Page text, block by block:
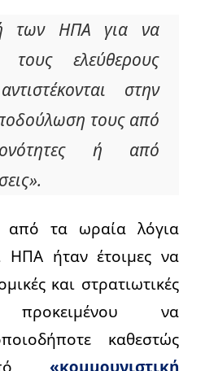
των ΗΠΑ για να
τους ελεύθερους
στην
τους από
ή από
τα ωραία λόγια
ΗΠΑ ήταν έτοιμες να
και στρατιωτικές
προκειμένου να
καθεστώς
«κομμουνιστική